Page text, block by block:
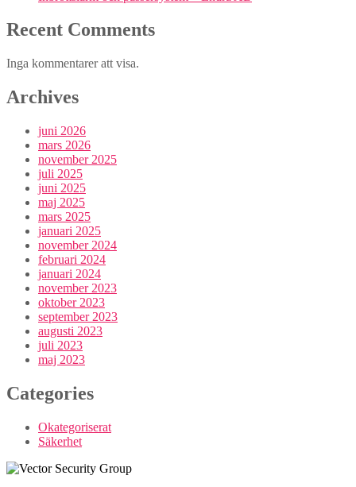
Recent Comments
Inga kommentarer att visa.
Archives
juni 2026
mars 2026
november 2025
juli 2025
juni 2025
maj 2025
mars 2025
januari 2025
november 2024
februari 2024
januari 2024
november 2023
oktober 2023
september 2023
augusti 2023
juli 2023
maj 2023
Categories
Okategoriserat
Säkerhet